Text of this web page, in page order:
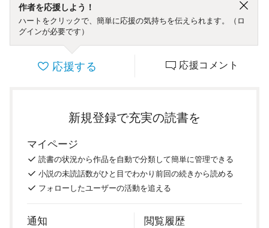
作者を応援しよう！
ハートをクリックで、簡単に応援の気持ちを伝えられます。（ロ
グインが必要です）
応援する 応援コメント
新規登録で充実の読書を
マイページ
読書の状況から作品を自動で分類して簡単に管理できる
小説の未読話数がひと目でわかり前回の続きから読める
フォローしたユーザーの活動を追える
通知 閲覧履歴